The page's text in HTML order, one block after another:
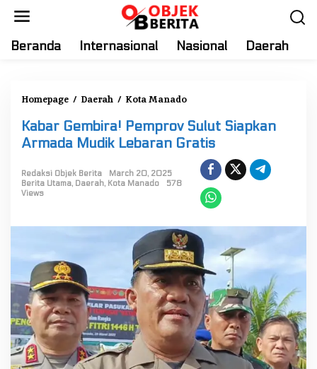
Beranda Internasional Nasional Daerah
Homepage / Daerah / Kota Manado
b
a
b
i
r
a
!
P
e
m
p
Kabar Gembira! Pemprov Sulut Siapkan
Armada Mudik Lebaran Gratis
Redaksi Objek Berita
March 20, 2025
Berita Utama, Daerah, Kota Manado
578
Views